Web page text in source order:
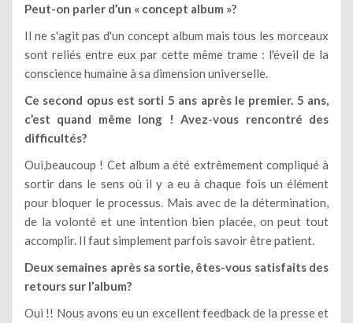
Peut-on parler d’un « concept album »?
Il ne s'agit pas d'un concept album mais tous les morceaux
sont reliés entre eux par cette même trame : l'éveil de la
conscience humaine à sa dimension universelle.
Ce second opus est sorti 5 ans après le premier. 5 ans,
c’est quand même long ! Avez-vous rencontré des
difficultés?
Oui,beaucoup ! Cet album a été extrêmement compliqué à
sortir dans le sens où il y a eu à chaque fois un élément
pour bloquer le processus. Mais avec de la détermination,
de la volonté et une intention bien placée, on peut tout
accomplir. Il faut simplement parfois savoir être patient.
Deux semaines après sa sortie, êtes-vous satisfaits des
retours sur l’album?
Oui !! Nous avons eu un excellent feedback de la presse et